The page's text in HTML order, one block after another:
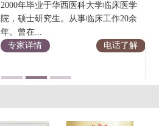
2000年毕业于华西医科大学临床医学
院，硕士研究生。从事临床工作20余
年。曾在...
专家详情
电话了解